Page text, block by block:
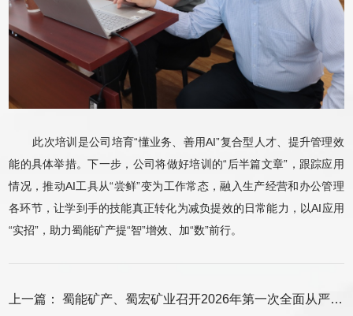
此次培训是公司培育“懂业务、善用AI”复合型人才、提升管理效
能的具体举措。下一步，公司将做好培训的“后半篇文章”，跟踪应用
情况，推动AI工具从“尝鲜”变为工作常态，融入生产经营和办公管理
各环节，让学到手的技能真正转化为减负提效的日常能力，以AI应用
“实招”，助力蜀能矿产提“智”增效、加“数”前行。
上一篇： 蜀能矿产、蜀宏矿业召开2026年第一次全面从严治党暨警示教育会议